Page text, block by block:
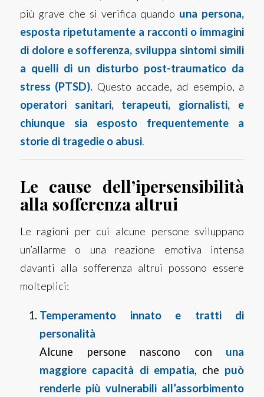
più grave che si verifica quando una persona,
esposta ripetutamente a racconti o immagini
di dolore e sofferenza, sviluppa sintomi simili
a quelli di un disturbo post-traumatico da
stress (PTSD). Questo accade, ad esempio, a
operatori sanitari, terapeuti, giornalisti, e
chiunque sia esposto frequentemente a
storie di tragedie o abusi.
Le cause dell’ipersensibilità
alla sofferenza altrui
Le ragioni per cui alcune persone sviluppano
un’allarme o una reazione emotiva intensa
davanti alla sofferenza altrui possono essere
molteplici:
Temperamento innato e tratti di
personalità
Alcune persone nascono con una
maggiore capacità di empatia, che può
renderle più vulnerabili all’assorbimento